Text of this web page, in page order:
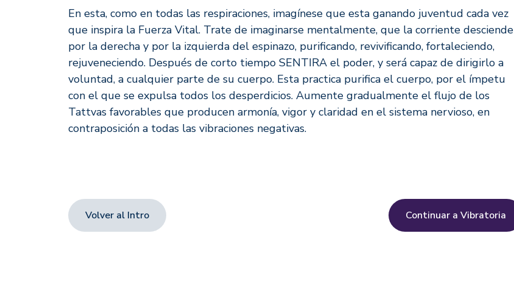
En esta, como en todas las respiraciones, imagínese que esta ganando juventud cada vez
que inspira la Fuerza Vital. Trate de imaginarse mentalmente, que la corriente desciende
por la derecha y por la izquierda del espinazo, purificando, revivificando, fortaleciendo,
rejuveneciendo. Después de corto tiempo SENTIRA el poder, y será capaz de dirigirlo a
voluntad, a cualquier parte de su cuerpo. Esta practica purifica el cuerpo, por el ímpetu
con el que se expulsa todos los desperdicios. Aumente gradualmente el flujo de los
Tattvas favorables que producen armonía, vigor y claridad en el sistema nervioso, en
contraposición a todas las vibraciones negativas.
Volver al Intro Continuar a Vibratoria